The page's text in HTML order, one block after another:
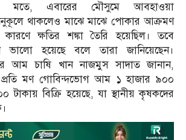
মতে, এবারের মৌসুমে আবহাওয়া
থাকলেও মাঝে মাঝে পোকার আক্রমণ
ক্ষতির শঙ্কা তৈরি হয়েছিল। তবে
ভালো হয়েছে বলে তারা জানিয়েছেন।
আম চাষি খান নাজমুস সাদাত জানান,
মণ গোবিন্দভোগ আম ১ হাজার ৯০০
টাকায় বিক্রি হয়েছে, যা স্থানীয় কৃষকদের